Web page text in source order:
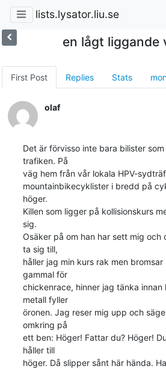
lists.lysator.liu.se
en lågt liggande
First Post Replies Stats
olaf
Det är förvisso inte bara bilister
trafiken. På
väg hem från vår lokala HPV-
mountainbikecyklister i bredd på
höger.
Killen som ligger på kollisionskurs
sig.
Osäker på om han har sett mig och
ta sig till,
håller jag min kurs rak men
gammal för
chickenrace, hinner jag tänka
metall fyller
öronen. Jag reser mig upp och
omkring på
ett ben: Höger! Fattar du? Höger!
håller till
höger. Då slipper sånt här hända.